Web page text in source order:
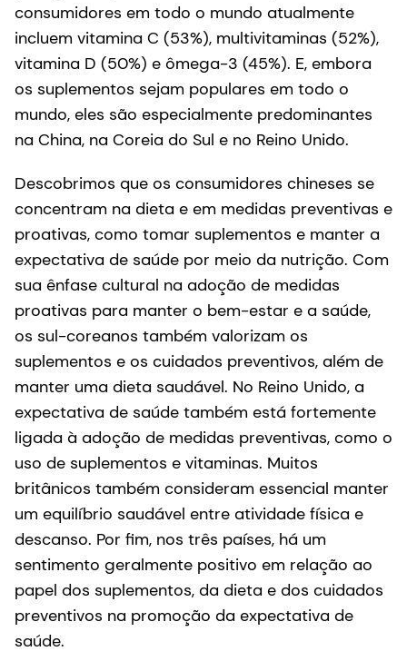
consumidores em todo o mundo atualmente
incluem vitamina C (53%), multivitaminas (52%),
vitamina D (50%) e ômega-3 (45%). E, embora
os suplementos sejam populares em todo o
mundo, eles são especialmente predominantes
na China, na Coreia do Sul e no Reino Unido.
Descobrimos que os consumidores chineses se
concentram na dieta e em medidas preventivas e
proativas, como tomar suplementos e manter a
expectativa de saúde por meio da nutrição. Com
sua ênfase cultural na adoção de medidas
proativas para manter o bem-estar e a saúde,
os sul-coreanos também valorizam os
suplementos e os cuidados preventivos, além de
manter uma dieta saudável. No Reino Unido, a
expectativa de saúde também está fortemente
ligada à adoção de medidas preventivas, como o
uso de suplementos e vitaminas. Muitos
britânicos também consideram essencial manter
um equilíbrio saudável entre atividade física e
descanso. Por fim, nos três países, há um
sentimento geralmente positivo em relação ao
papel dos suplementos, da dieta e dos cuidados
preventivos na promoção da expectativa de
saúde.